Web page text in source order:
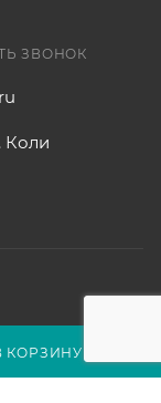
КОРЗИНУ
ЗВОНОК
Коли